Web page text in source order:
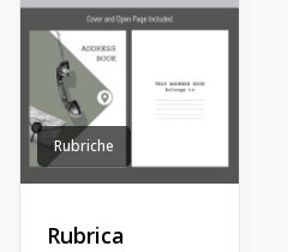
Rubriche
Rubrica